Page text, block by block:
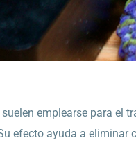
emplearse para el
efecto ayuda a eliminar